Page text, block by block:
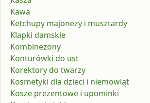
Kawa
Ketchupy majonezy i musztardy
Klapki damskie
Kombinezony
Konturówki do ust
Korektory do twarzy
Kosmetyki dla dzieci i niemowląt
Kosze prezentowe i upominki